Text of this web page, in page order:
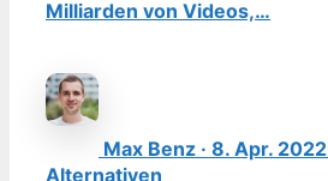
Milliarden von Videos,…
Max Benz · 8. Apr.
Alternativen